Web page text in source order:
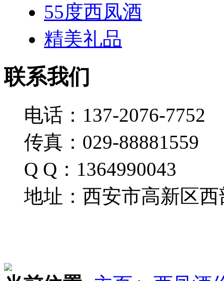
55度西凤酒
精美礼品
联系我们
电话：137-2076-7752
传真：029-88881559
Q Q：1364990043
地址：西安市高新区西